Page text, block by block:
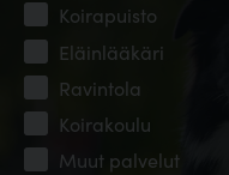
Koirapuisto
Eläinlääkäri
Ravintola
Koirakoulu
Muut palvelut